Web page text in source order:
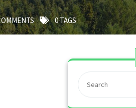
0 TAGS